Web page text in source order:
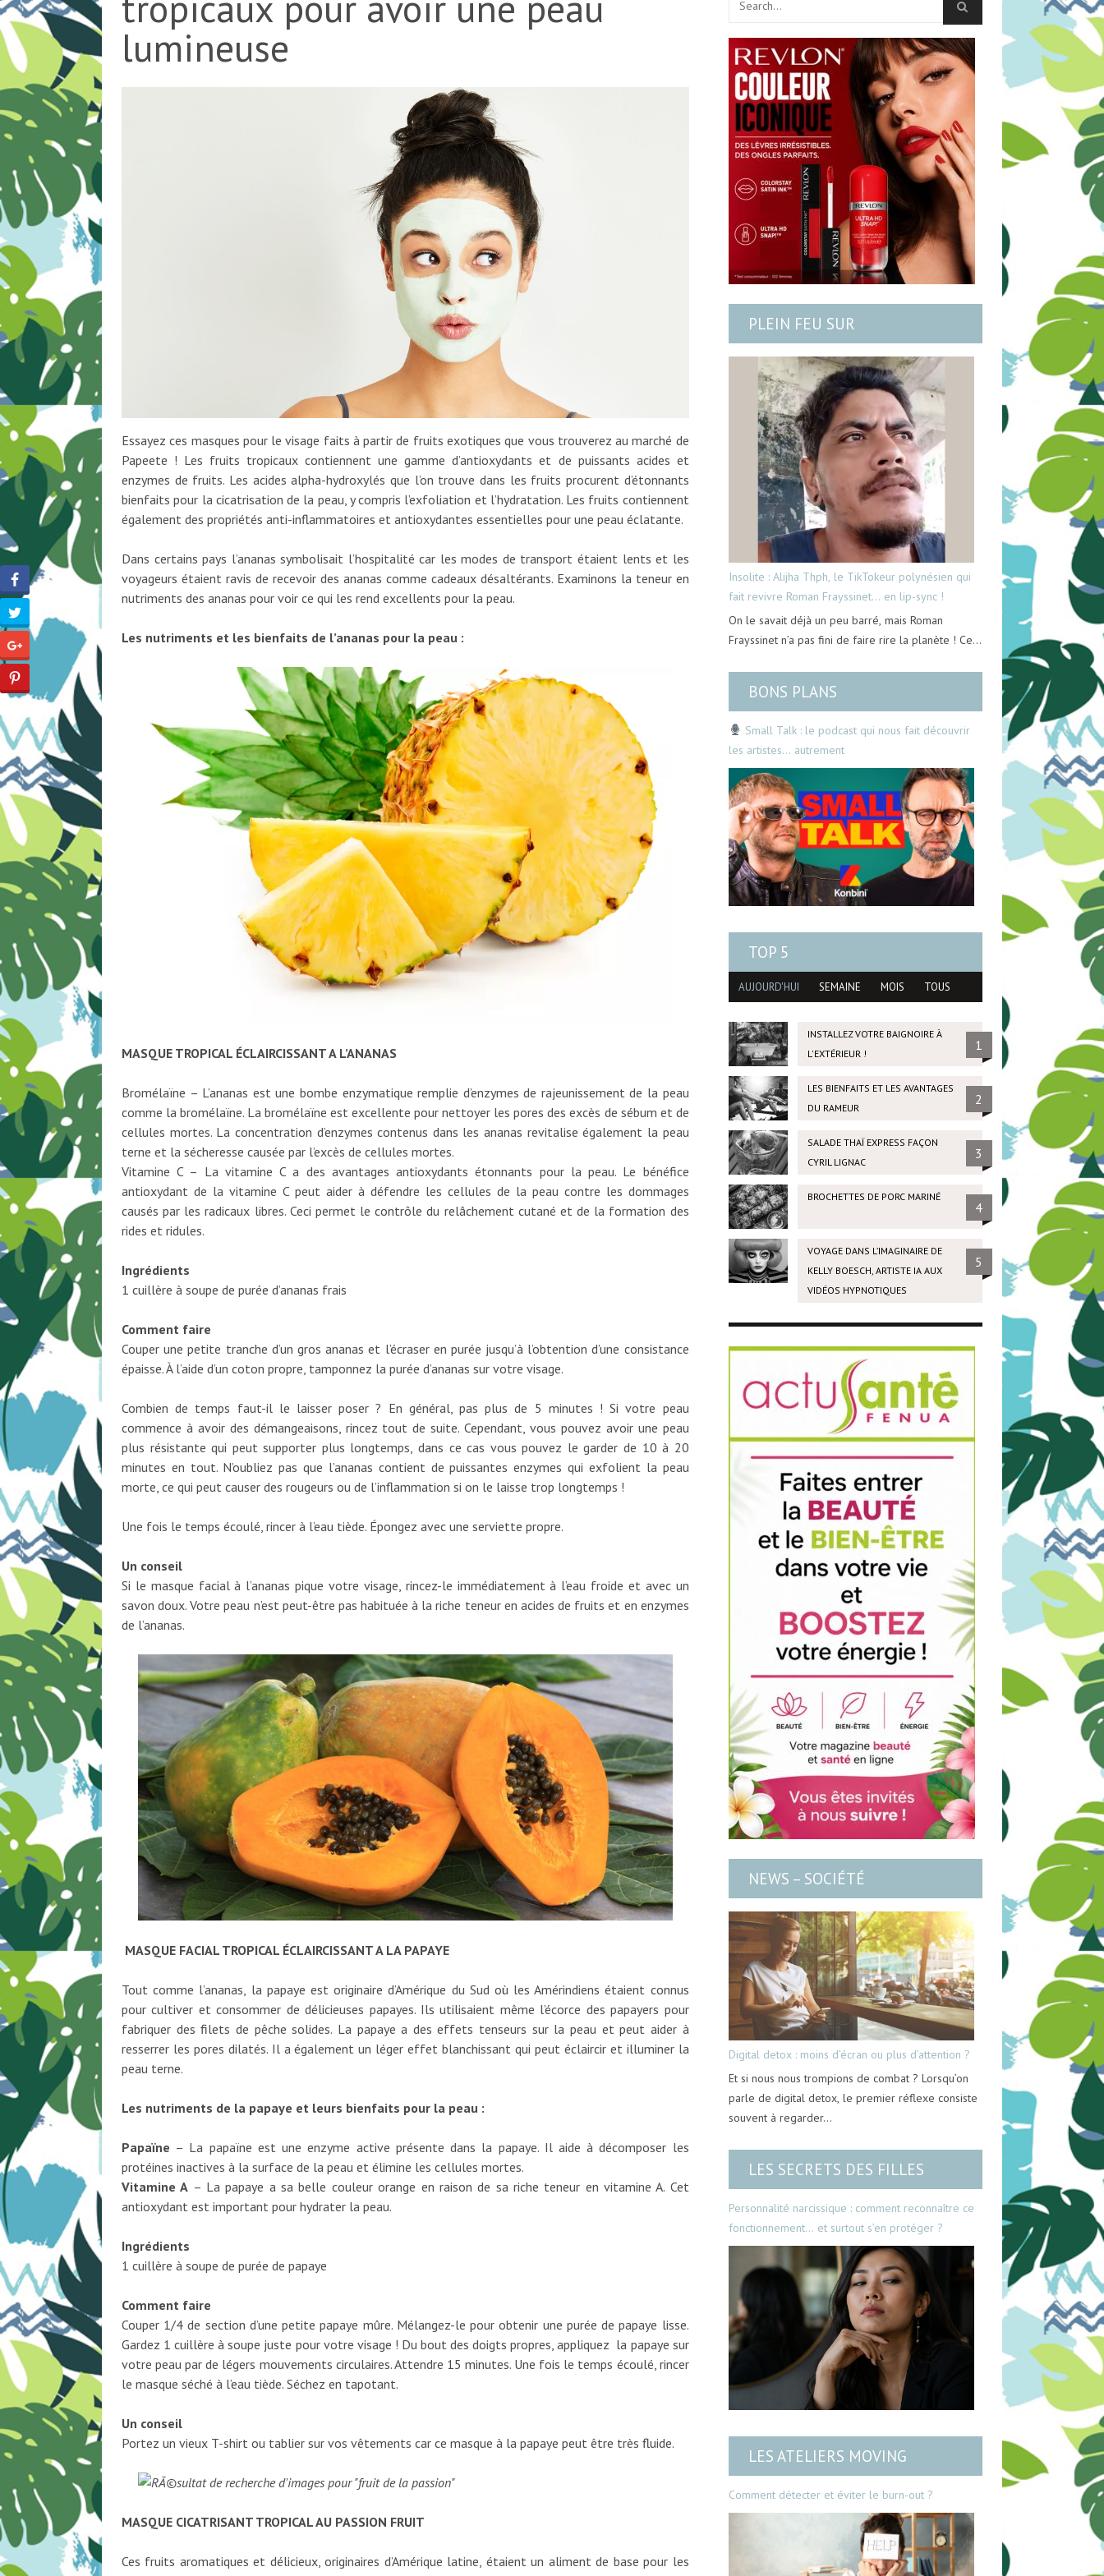
lumineuse
Essayez ces masques pour le visage faits à partir de fruits exotiques que vous trouverez au marché de
Papeete ! Les fruits tropicaux contiennent une gamme d’antioxydants et de puissants acides et
enzymes de fruits. Les acides alpha-hydroxylés que l’on trouve dans les fruits procurent d’étonnants
bienfaits pour la cicatrisation de la peau, y compris l’exfoliation et l’hydratation. Les fruits contiennent
également des propriétés anti-inflammatoires et antioxydantes essentielles pour une peau éclatante.
Dans certains pays l’ananas symbolisait l’hospitalité car les modes de transport étaient lents et les
voyageurs étaient ravis de recevoir des ananas comme cadeaux désaltérants. Examinons la teneur en
nutriments des ananas pour voir ce qui les rend excellents pour la peau.
Les nutriments et les bienfaits de l’ananas pour la peau :
MASQUE TROPICAL ÉCLAIRCISSANT A L’ANANAS
Bromélaïne – L’ananas est une bombe enzymatique remplie d’enzymes de rajeunissement de la peau
comme la bromélaïne. La bromélaïne est excellente pour nettoyer les pores des excès de sébum et de
cellules mortes. La concentration d’enzymes contenus dans les ananas revitalise également la peau
terne et la sécheresse causée par l’excès de cellules mortes.
Vitamine C – La vitamine C a des avantages antioxydants étonnants pour la peau. Le bénéfice
antioxydant de la vitamine C peut aider à défendre les cellules de la peau contre les dommages
causés par les radicaux libres. Ceci permet le contrôle du relâchement cutané et de la formation des
rides et ridules.
Ingrédients
1 cuillère à soupe de purée d’ananas frais
Comment faire
Couper une petite tranche d’un gros ananas et l’écraser en purée jusqu’à l’obtention d’une consistance
épaisse. À l’aide d’un coton propre, tamponnez la purée d’ananas sur votre visage.
Combien de temps faut-il le laisser poser ? En général, pas plus de 5 minutes ! Si votre peau
commence à avoir des démangeaisons, rincez tout de suite. Cependant, vous pouvez avoir une peau
plus résistante qui peut supporter plus longtemps, dans ce cas vous pouvez le garder de 10 à 20
minutes en tout. N’oubliez pas que l’ananas contient de puissantes enzymes qui exfolient la peau
morte, ce qui peut causer des rougeurs ou de l’inflammation si on le laisse trop longtemps !
Une fois le temps écoulé, rincer à l’eau tiède. Épongez avec une serviette propre.
Un conseil
Si le masque facial à l’ananas pique votre visage, rincez-le immédiatement à l’eau froide et avec un
savon doux. Votre peau n’est peut-être pas habituée à la riche teneur en acides de fruits et en enzymes
de l’ananas.
MASQUE FACIAL TROPICAL ÉCLAIRCISSANT A LA PAPAYE
Tout comme l’ananas, la papaye est originaire d’Amérique du Sud où les Amérindiens étaient connus
pour cultiver et consommer de délicieuses papayes. Ils utilisaient même l’écorce des papayers pour
fabriquer des filets de pêche solides. La papaye a des effets tenseurs sur la peau et peut aider à
resserrer les pores dilatés. Il a également un léger effet blanchissant qui peut éclaircir et illuminer la
peau terne.
Les nutriments de la papaye et leurs bienfaits pour la peau :
Papaïne – La papaïne est une enzyme active présente dans la papaye. Il aide à décomposer les
protéines inactives à la surface de la peau et élimine les cellules mortes.
Vitamine A – La papaye a sa belle couleur orange en raison de sa riche teneur en vitamine A. Cet
antioxydant est important pour hydrater la peau.
Ingrédients
1 cuillère à soupe de purée de papaye
Comment faire
Couper 1/4 de section d’une petite papaye mûre. Mélangez-le pour obtenir une purée de papaye lisse.
Gardez 1 cuillère à soupe juste pour votre visage ! Du bout des doigts propres, appliquez la papaye sur
votre peau par de légers mouvements circulaires. Attendre 15 minutes. Une fois le temps écoulé, rincer
le masque séché à l’eau tiède. Séchez en tapotant.
Un conseil
Portez un vieux T-shirt ou tablier sur vos vêtements car ce masque à la papaye peut être très fluide.
MASQUE CICATRISANT TROPICAL AU PASSION FRUIT
Ces fruits aromatiques et délicieux, originaires d’Amérique latine, étaient un aliment de base pour les
PLEIN FEU SUR
Insolite : Alijha Thph, le TikTokeur polynésien qui
fait revivre Roman Frayssinet… en lip-sync !
On le savait déjà un peu barré, mais Roman
Frayssinet n’a pas fini de faire rire la planète ! Ce…
BONS PLANS
Small Talk : le podcast qui nous fait découvrir
les artistes… autrement
TOP 5
AUJOURD'HUI SEMAINE MOIS TOUS
INSTALLEZ VOTRE BAIGNOIRE À
L'EXTÉRIEUR !
1
LES BIENFAITS ET LES AVANTAGES
DU RAMEUR
2
SALADE THAÏ EXPRESS FAÇON
CYRIL LIGNAC
3
BROCHETTES DE PORC MARINÉ
4
VOYAGE DANS L’IMAGINAIRE DE
KELLY BOESCH, ARTISTE IA AUX
VIDÉOS HYPNOTIQUES
5
NEWS – SOCIÉTÉ
Digital detox : moins d’écran ou plus d’attention ?
Et si nous nous trompions de combat ? Lorsqu’on
parle de digital detox, le premier réflexe consiste
souvent à regarder…
LES SECRETS DES FILLES
Personnalité narcissique : comment reconnaître ce
fonctionnement… et surtout s’en protéger ?
LES ATELIERS MOVING
Comment détecter et éviter le burn-out ?